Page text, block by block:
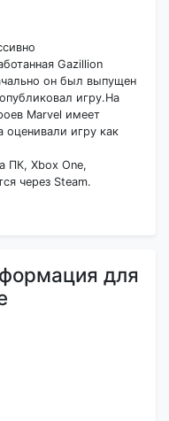
Gazillion
он был выпущен
игру.На
Marvel имеет
оценивали игру как
ПК, Xbox One,
через Steam.
для